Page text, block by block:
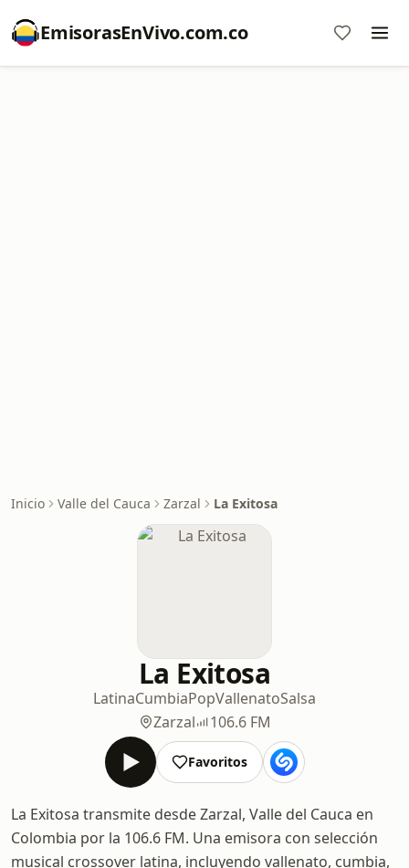
EmisorasEnVivo.com.co
Inicio Valle del Cauca Zarzal La Exitosa
La Exitosa
LatinaCumbiaPopVallenatoSalsa
Zarzal
106.6 FM
Favoritos
La Exitosa transmite desde Zarzal, Valle del Cauca en
Colombia por la 106.6 FM. Una emisora con selección
musical crossover latina, incluyendo vallenato, cumbia,